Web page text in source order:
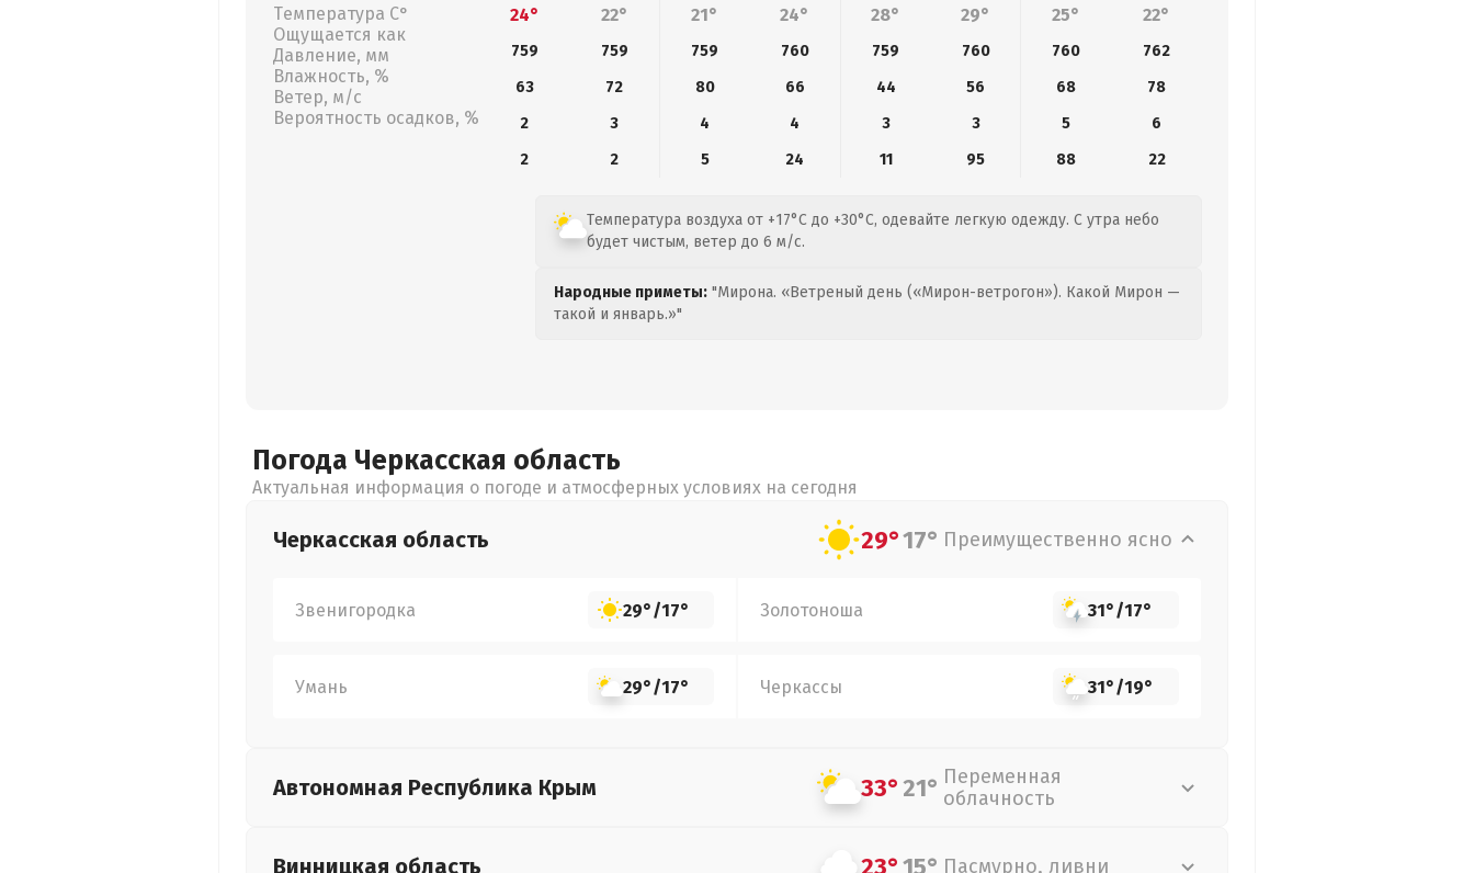
Температура С°
Ощущается как
Давление, мм
Влажность, %
Ветер, м/с
Вероятность осадков, %
24°
22° 21° 24° 28° 29° 25° 22°
759 759 759 760 759 760 760
762
63
72 80 66 44 56 68
78
2
3 4 4 3 3 5
6
2
2 5 24 11 95 88 22
Температура воздуха от +17°C до +30°C, одевайте легкую одежду. С утра небо
будет чистым, ветер до 6 м/с.
Народные приметы: "Мирона. «Ветреный день («Мирон-ветрогон»). Какой Мирон —
такой и январь.»"
Погода Черкасская область
Актуальная информация о погоде и атмосферных условиях на сегодня
Черкасская область 29°17° Преимущественно ясно
Звенигородка 29°/17° Золотоноша 31°/17°
Умань 29°/17° Черкассы 31°/19°
Автономная Республика Крым 33°21° Переменная
облачность
Винницкая область 23°15° Пасмурно, ливни